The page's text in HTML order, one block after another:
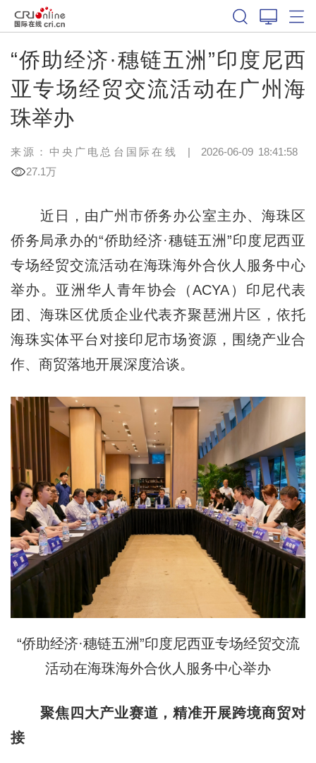
“侨助经济·穗链五洲”印度尼西
亚专场经贸交流活动在广州海
珠举办
来源：中央广电总台国际在线 | 2026-06-09 18:41:58
27.1万
近日，由广州市侨务办公室主办、海珠区
侨务局承办的“侨助经济·穗链五洲”印度尼西亚
专场经贸交流活动在海珠海外合伙人服务中心
举办。亚洲华人青年协会（ACYA）印尼代表
团、海珠区优质企业代表齐聚琶洲片区，依托
海珠实体平台对接印尼市场资源，围绕产业合
作、商贸落地开展深度洽谈。
“侨助经济·穗链五洲”印度尼西亚专场经贸交流
活动在海珠海外合伙人服务中心举办
聚焦四大产业赛道，精准开展跨境商贸对
接